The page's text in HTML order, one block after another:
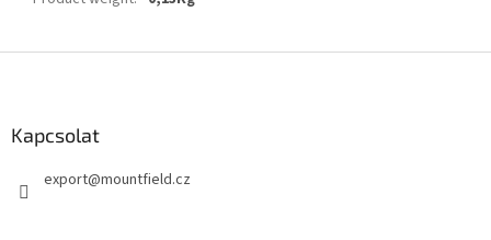
Kapcsolat
export@mountfield.cz